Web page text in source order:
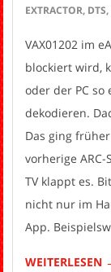
06-
EXTRACTOR, DTS,
VAX01202 im
blockiert wird,
oder der PC so
dekodieren.
Das ging
vorherige
TV klappt es.
nicht nur im
App.
WEITERLESEN